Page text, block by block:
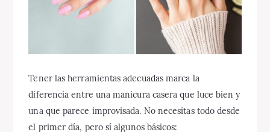
Tener las herramientas adecuadas marca la
diferencia entre una manicura casera que luce bien y
una que parece improvisada. No necesitas todo desde
el primer día, pero sí algunos básicos: